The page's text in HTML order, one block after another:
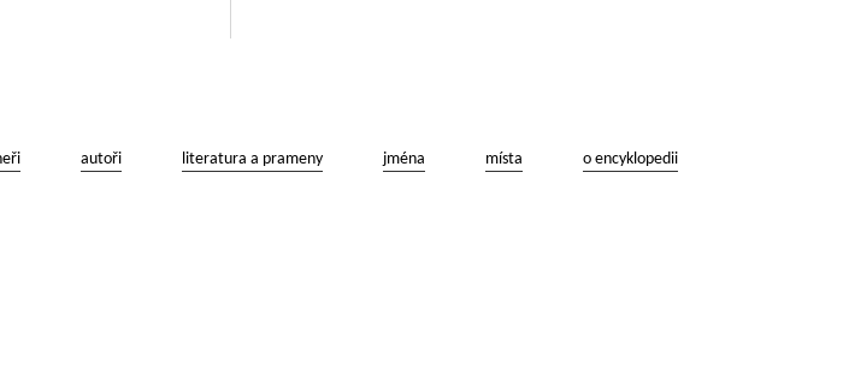
autoři literatura a prameny jména místa o encyklopedii